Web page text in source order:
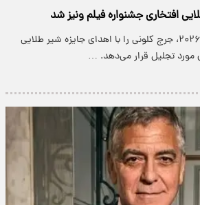
افتخاری جشنواره فیلم ونیز شد
جشنواره فیلم ونیز در سال ۲۰۲۶، جرج کلونی را با اهدای جایزه شیر طلایی
مورد تجلیل قرار می‌دهد. …